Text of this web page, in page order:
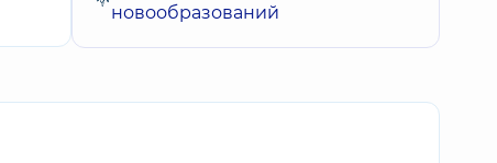
новообразований